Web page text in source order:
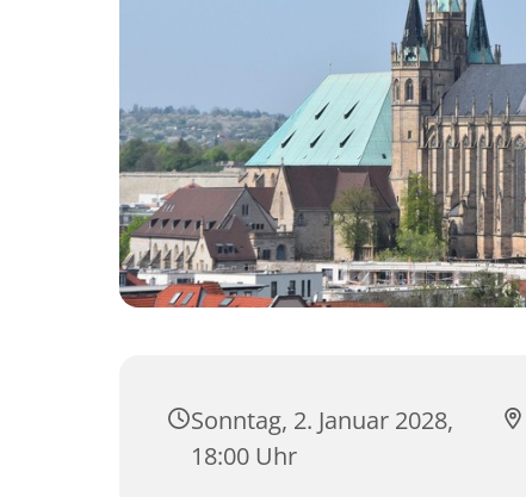
Sonntag, 2. Januar 2028,
18:00 Uhr